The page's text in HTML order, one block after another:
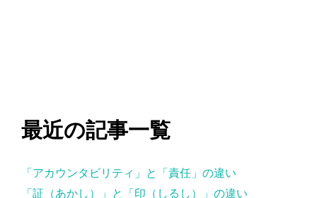
最近の記事一覧
「アカウンタビリティ」と「責任」の違い
「証（あかし）」と「印（しるし）」の違い